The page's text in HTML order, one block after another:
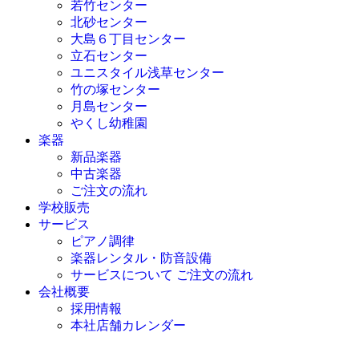
若竹センター
北砂センター
大島６丁目センター
立石センター
ユニスタイル浅草センター
竹の塚センター
月島センター
やくし幼稚園
楽器
新品楽器
中古楽器
ご注文の流れ
学校販売
サービス
ピアノ調律
楽器レンタル・防音設備
サービスについて ご注文の流れ
会社概要
採用情報
本社店舗カレンダー